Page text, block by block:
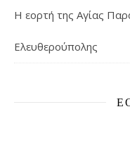
Η εορτή της Αγίας
Ελευθερούπολης